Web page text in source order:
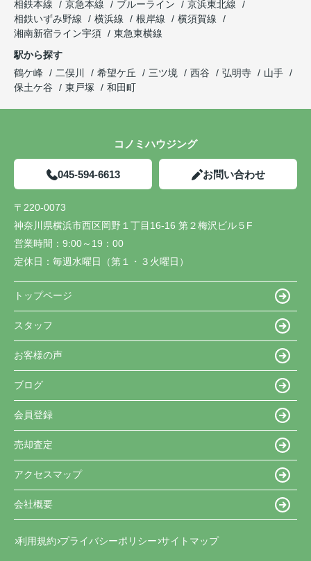
相鉄本線
京急本線 ブルーライン
京浜東北線
相鉄いずみ野線
横浜線 根岸線
横須賀線
湘南新宿ライン宇須
東急東横線
駅から探す
鶴ケ峰
二俣川 希望ケ丘 三ツ境 西谷 弘明寺
山手
保土ケ谷
東戸塚 和田町
コノミハウジング
045-594-6613 お問い合わせ
〒220-0073
神奈川県横浜市西区岡野１丁目16-16 第２梅沢ビル５F
営業時間： 9:00～19：00
定休日： 毎週水曜日（第１・３火曜日）
トップページ
スタッフ
お客様の声
ブログ
会員登録
売却査定
アクセスマップ
会社概要
利用規約 プライバシーポリシー サイトマップ